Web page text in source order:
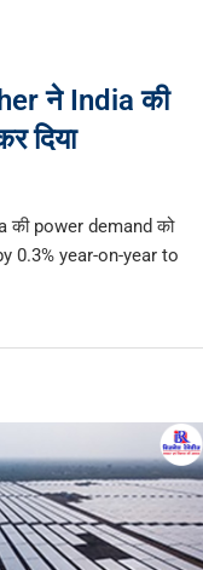
ने India की
दिया
power demand को
0.3% year-on-year to